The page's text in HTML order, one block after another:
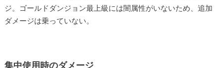
ジ。ゴールドダンジョン最上級には闇属性がいないため、追加
ダメージは乗っていない。
集中使用時のダメージ